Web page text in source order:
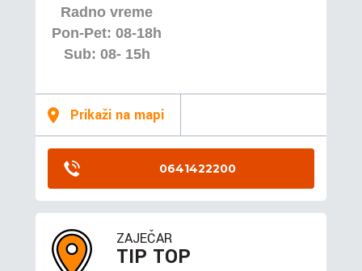
Radno vreme
Pon-Pet: 08-18h
Sub: 08- 15h
Prikaži na mapi
0641422200
ZAJEČAR
TIP TOP